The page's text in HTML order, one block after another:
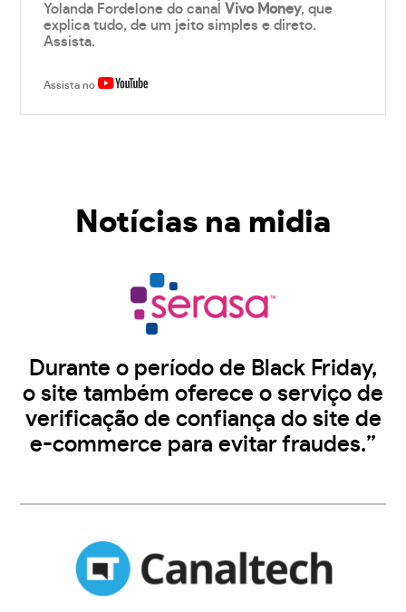
Yolanda Fordelone do canalVivo Money, que
explica tudo, de um jeito simples e direto.
Assista.
Assista no
Notícias na midia
Durante o período de Black Friday,
o site também oferece o serviço de
verificação de confiança do site de
e-commerce para evitar fraudes.”